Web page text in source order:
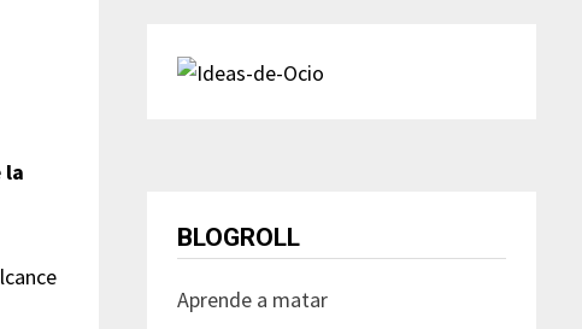
la
BLOGROLL
Aprende a matar